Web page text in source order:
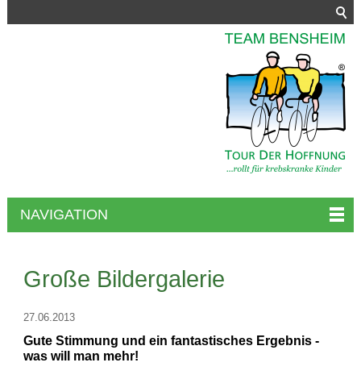
NAVIGATION
Große Bildergalerie
27.06.2013
Gute Stimmung und ein fantastisches Ergebnis -
was will man mehr!